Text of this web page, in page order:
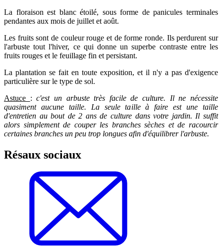
La floraison est blanc étoilé, sous forme de panicules terminales
pendantes aux mois de juillet et août.
Les fruits sont de couleur rouge et de forme ronde. Ils perdurent sur
l'arbuste tout l'hiver, ce qui donne un superbe contraste entre les
fruits rouges et le feuillage fin et persistant.
La plantation se fait en toute exposition, et il n'y a pas d'exigence
particulière sur le type de sol.
Astuce :c'est un arbuste très facile de culture. Il ne nécessite
quasiment aucune taille. La seule taille à faire est une taille
d'entretien au bout de 2 ans de culture dans votre jardin. Il suffit
alors simplement de couper les branches sèches et de racourcir
certaines branches un peu trop longues afin d'équilibrer l'arbuste.
Résaux sociaux